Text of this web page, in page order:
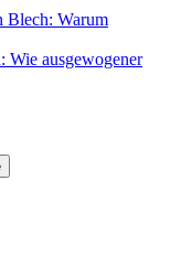
Blech: Warum
Wie ausgewogener